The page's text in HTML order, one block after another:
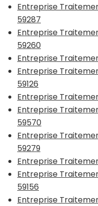
Entreprise
59287
Entreprise
59260
Entreprise
Entreprise
59126
Entreprise
Entreprise
59570
Entreprise
59279
Entreprise
Entreprise
59156
Entreprise